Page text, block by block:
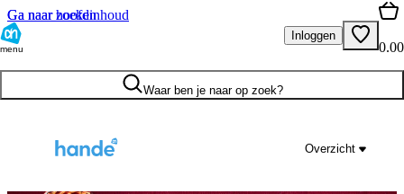
Ga naar hoofdinhoud
Ga naar zoeken
menu
Inloggen
0.00
Waar ben je naar op zoek?
Overzicht